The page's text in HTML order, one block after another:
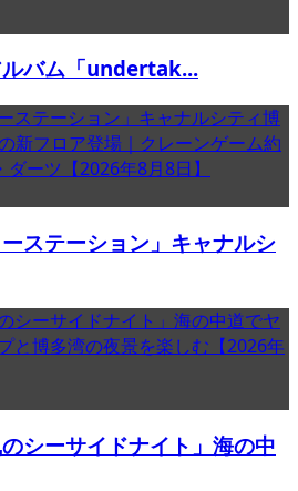
バム「undertak...
ステーション」キャナルシ
シーサイドナイト」海の中